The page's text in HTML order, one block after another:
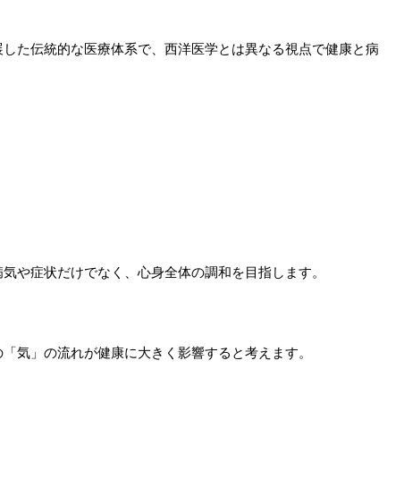
た伝統的な医療体系で、西洋医学とは異なる視点で健康と病
や症状だけでなく、心身全体の調和を目指します。
気」の流れが健康に大きく影響すると考えます。